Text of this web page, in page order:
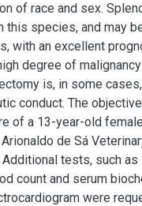
of race and sex.
this species, and may
with an excellent
degree of
is, in some
conduct. The
of a 13-year-old
de Sá
tests, such as
count and serum
were